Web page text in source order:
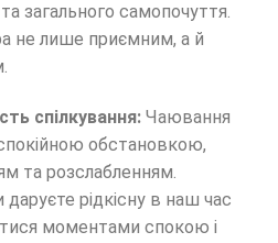
загального самопочуття.
не лише приємним, а й
спілкування: Чаювання
обстановкою,
та розслабленням.
рідкісну в наш час
моментами спокою і